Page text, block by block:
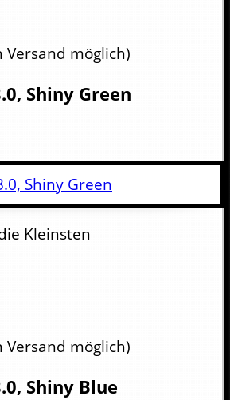
Versand möglich)
Shiny Green
Kleinsten
Versand möglich)
Shiny Blue